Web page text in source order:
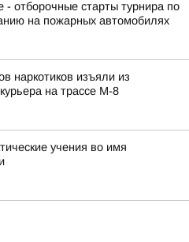
- отборочные старты турнира по
на пожарных автомобилях
наркотиков изъяли из
на трассе М-8
учения во имя